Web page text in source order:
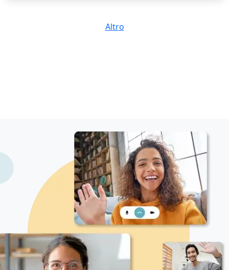
Altro